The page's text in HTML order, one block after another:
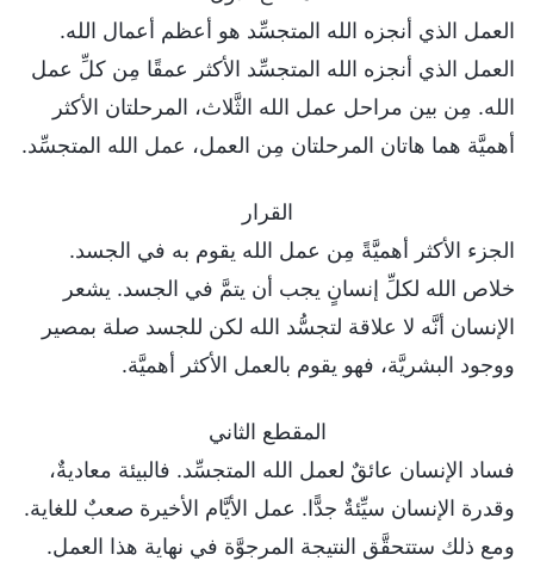
العمل الذي أنجزه الله المتجسِّد هو أعظم أعمال الله.
العمل الذي أنجزه الله المتجسِّد الأكثر عمقًا مِن كلِّ عمل
الله. مِن بين مراحل عمل الله الثَّلاث، المرحلتان الأكثر
أهميَّة هما هاتان المرحلتان مِن العمل، عمل الله المتجسِّد.
القرار
الجزء الأكثر أهميَّةً مِن عمل الله يقوم به في الجسد.
خلاص الله لكلِّ إنسانٍ يجب أن يتمَّ في الجسد. يشعر
الإنسان أنَّه لا علاقة لتجسُّد الله لكن للجسد صلة بمصير
ووجود البشريَّة، فهو يقوم بالعمل الأكثر أهميَّة.
المقطع الثاني
فساد الإنسان عائقٌ لعمل الله المتجسِّد. فالبيئة معاديةٌ،
وقدرة الإنسان سيِّئةٌ جدًّا. عمل الأيَّام الأخيرة صعبٌ للغاية.
ومع ذلك ستتحقَّق النتيجة المرجوَّة في نهاية هذا العمل.